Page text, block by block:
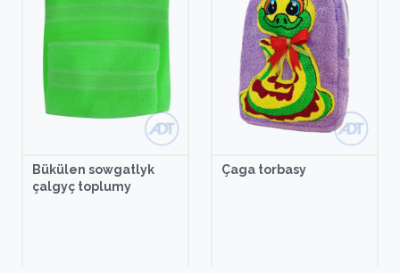
Bükülen sowgatlyk
çalgyç toplumy
Çaga torbasy